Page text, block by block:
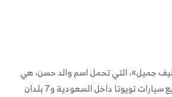
جميل»، التي تحمل اسم والد حسن، هي
المالك الحصري لحقوق بيع سيارات تويوتا داخل السعودية و7 بلدان